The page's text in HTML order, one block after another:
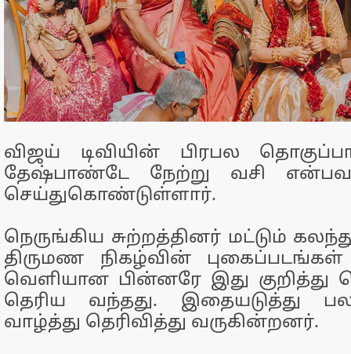
விஜய் டிவியின் பிரபல
தேஷ்பாண்டே நேற்று வசி
செய்துகொண்டுள்ளார்.
நெருங்கிய சுற்றத்தினர் மட்டும்
திருமண நிகழ்வின்
வெளியான பின்னரே இது குறித்து
தெரிய வந்தது. இதையடுத்து
வாழ்த்து தெரிவித்து வருகின்றனர்.